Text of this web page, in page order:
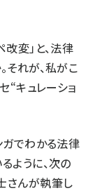
変」と、法律
それが、私がこ
“キュレーショ
ガでわかる法律
ように、次の
さんが執筆し